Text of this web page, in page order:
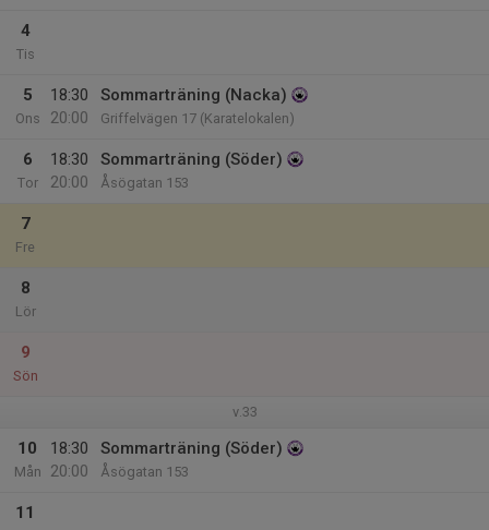
4
Tis
5
Ons
18:30
20:00
Sommarträning (Nacka)
Griffelvägen 17 (Karatelokalen)
6
Tor
18:30
20:00
Sommarträning (Söder)
Åsögatan 153
7
Fre
8
Lör
9
Sön
v.33
10
Mån
18:30
20:00
Sommarträning (Söder)
Åsögatan 153
11